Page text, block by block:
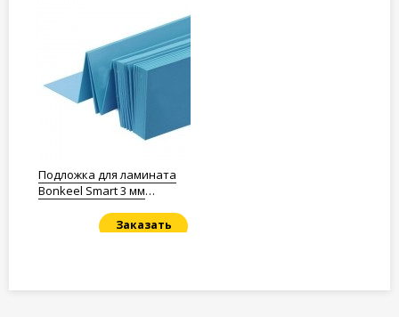
Подложка для ламината
Bonkeel Smart 3 мм
Заказать